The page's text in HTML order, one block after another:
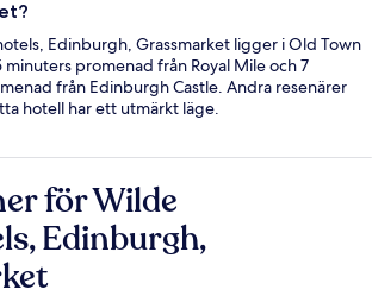
Edinburgh, Grassmarket ligger i Old Town
promenad från Royal Mile och 7
från Edinburgh Castle. Andra resenärer
hotell har ett utmärkt läge.
för Wilde
Edinburgh,